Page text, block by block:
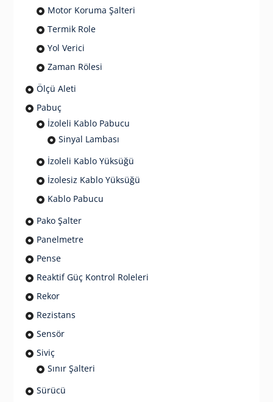
Motor Koruma Şalteri
Termik Role
Yol Verici
Zaman Rölesi
Ölçü Aleti
Pabuç
İzoleli Kablo Pabucu
Sinyal Lambası
İzoleli Kablo Yüksüğü
İzolesiz Kablo Yüksüğü
Kablo Pabucu
Pako Şalter
Panelmetre
Pense
Reaktif Güç Kontrol Roleleri
Rekor
Rezistans
Sensör
Siviç
Sınır Şalteri
Sürücü